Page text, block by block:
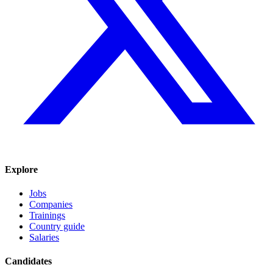
Explore
Jobs
Companies
Trainings
Country guide
Salaries
Candidates